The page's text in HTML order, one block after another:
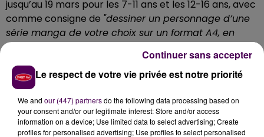
jusqu’au 19 mars pour les 7-11 ans et les 12-16 ans, avec
comme consigne de "dessiner un personnage d’une
série manga de votre choix sur un format A4, en
couleur ou en noir et blanc, technique libre".
d’achat à valoir dans la librairie est à remporter.
JEU DE PISTE ET GOODIES
Pour les enquêteurs, troishéros -cachés dans le
rayon manga- sont à retrouveravec la promesse
Le respect de votre vie privée est notre priorité
We and our (447) partnersdo the following data processing based on
your consent and/or our legitimate interest: Store and/or access
information on a device; Use limited data to select advertising; Create
profiles for personalised advertising; Use profiles to select personalised
Continuer sans accepter